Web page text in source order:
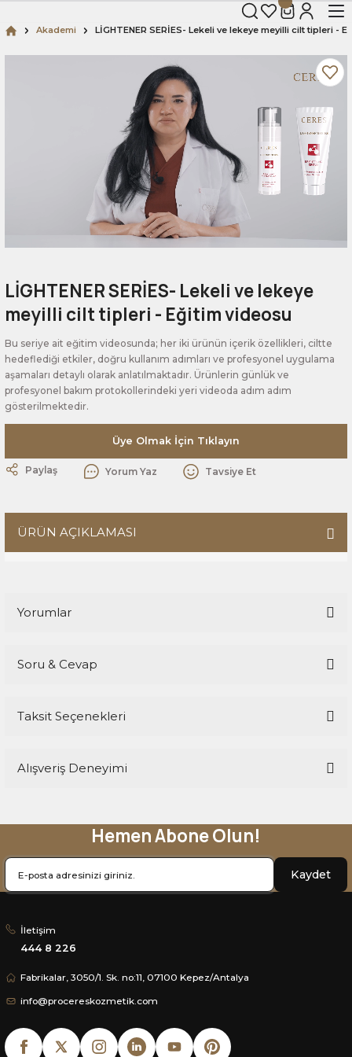
Akademi LİGHTENER SERİES- Lekeli ve lekeye meyilli cilt tipleri -
LİGHTENER SERİES- Lekeli ve lekeye
meyilli cilt tipleri - Eğitim videosu
Bu seriye ait eğitim videosunda; her iki ürünün içerik özellikleri, ciltte
hedeflediği etkiler, doğru kullanım adımları ve profesyonel uygulama
aşamaları detaylı olarak anlatılmaktadır. Ürünlerin günlük ve
profesyonel bakım protokollerindeki yeri videoda adım adım
gösterilmektedir.
Üye Olmak İçin Tıklayın
Paylaş Yorum Yaz Tavsiye Et
ÜRÜN AÇIKLAMASI
Yorumlar
Soru & Cevap
Taksit Seçenekleri
Alışveriş Deneyimi
Sitemize ilk yorumu siz yapın!
Deneyimini Paylaş
Hemen Abone Olun!
Kaydet
İletişim
444 8 226
Fabrikalar, 3050/1. Sk. no:11, 07100 Kepez/Antalya
info@procereskozmetik.com